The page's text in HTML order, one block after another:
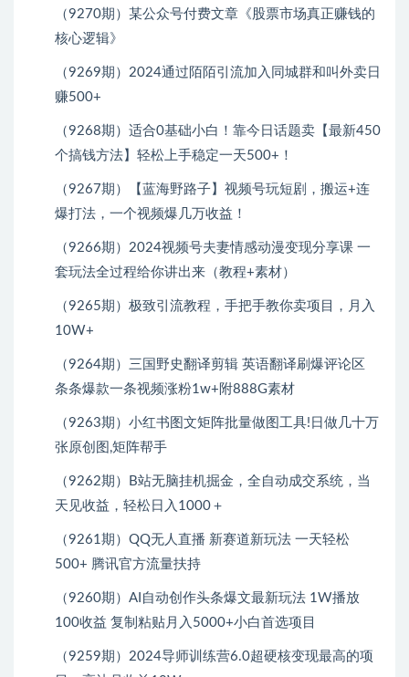
（9270期）某公众号付费文章《股票市场真正赚钱的
核心逻辑》
（9269期）2024通过陌陌引流加入同城群和叫外卖日
赚500+
（9268期）适合0基础小白！靠今日话题卖【最新450
个搞钱方法】轻松上手稳定一天500+！
（9267期）【蓝海野路子】视频号玩短剧，搬运+连
爆打法，一个视频爆几万收益！
（9266期）2024视频号夫妻情感动漫变现分享课 一
套玩法全过程给你讲出来（教程+素材）
（9265期）极致引流教程，手把手教你卖项目，月入
10W+
（9264期）三国野史翻译剪辑 英语翻译刷爆评论区
条条爆款一条视频涨粉1w+附888G素材
（9263期）小红书图文矩阵批量做图工具!日做几十万
张原创图,矩阵帮手
（9262期）B站无脑挂机掘金，全自动成交系统，当
天见收益，轻松日入1000＋
（9261期）QQ无人直播 新赛道新玩法 一天轻松
500+ 腾讯官方流量扶持
（9260期）AI自动创作头条爆文最新玩法 1W播放
100收益 复制粘贴月入5000+小白首选项目
（9259期）2024导师训练营6.0超硬核变现最高的项